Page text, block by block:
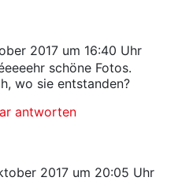
2017 um 16:40 Uhr
schöne Fotos.
wo sie entstanden?
antworten
2017 um 20:05 Uhr